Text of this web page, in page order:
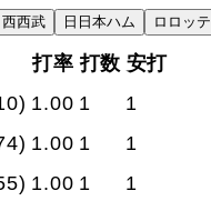
西西武 日 日本ハム ロ ロッテ
打率 打数 安打
1.00 1
1
1.00 1
1
1.00 1
1